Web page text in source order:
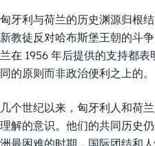
匈牙利与荷兰的历史渊源归根
新教徒反对哈布斯堡王朝的斗
兰在 1956 年后提供的支持都
同的原则而非政治便利之上的。
几个世纪以来，匈牙利人和荷
理解的意识。他们的共同历史
洲最困难的时期，国际团结和